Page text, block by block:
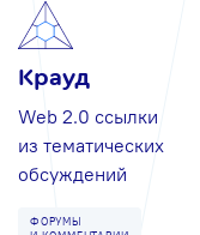
Крауд
Web 2.0 ссылки
из тематических
обсуждений
ФОРУМЫ